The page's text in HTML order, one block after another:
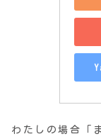
わたしの場合「